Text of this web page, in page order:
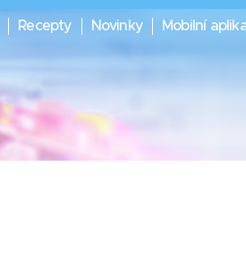
Recepty Novinky Mobilní